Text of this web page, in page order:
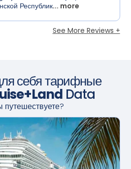
Республик... more
See More Reviews +
себя тарифные
Data
путешествуете?